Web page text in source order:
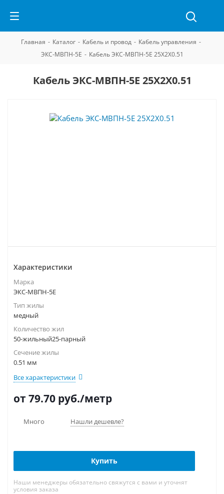
Главная - Каталог - Кабель и провод - Кабель управления -
ЭКС-МВПН-5Е - Кабель ЭКС-МВПН-5Е 25Х2Х0.51
Кабель ЭКС-МВПН-5Е 25Х2Х0.51
Характеристики
Марка
ЭКС-МВПН-5Е
Тип жилы
медный
Количество жил
50-жильный25-парный
Сечение жилы
0.51 мм
Все характеристики
от 79.70 руб./метр
Много Нашли дешевле?
Купить
Наши менеджеры обязательно свяжутся с вами и уточнят
условия заказа